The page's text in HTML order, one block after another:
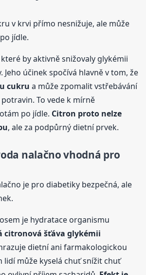
v krvi přímo nesnižuje, ale může
jídle.
by aktivně snižovaly glykémii
Jeho účinek spočívá hlavně v tom, že
cukru a může zpomalit vstřebávání
To vede k mírně
po jídle. Citron proto nelze
, ale za podpůrný dietní prvek.
nalačno vhodná pro
je pro diabetiky bezpečná, ale
je hydratace organismu
citronová šťáva glykémii
dietní ani farmakologickou
lidí může kyselá chuť snížit chuť